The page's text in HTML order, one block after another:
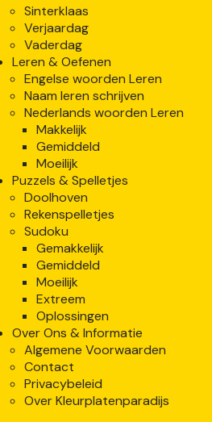
Sinterklaas
Verjaardag
Vaderdag
Leren & Oefenen
Engelse woorden Leren
Naam leren schrijven
Nederlands woorden Leren
Makkelijk
Gemiddeld
Moeilijk
Puzzels & Spelletjes
Doolhoven
Rekenspelletjes
Sudoku
Gemakkelijk
Gemiddeld
Moeilijk
Extreem
Oplossingen
Over Ons & Informatie
Algemene Voorwaarden
Contact
Privacybeleid
Over Kleurplatenparadijs